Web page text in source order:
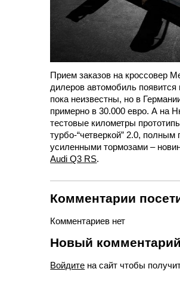
Прием заказов на кроссовер
дилеров автомобиль
пока неизвестны, но в
примерно в 30.000 евро. А на
тестовые километры
турбо-“четверкой” 2.0,
усиленными тормозами –
Audi Q3 RS.
Комментарии
Комментариев нет
Новый
Войдите на сайт чтобы